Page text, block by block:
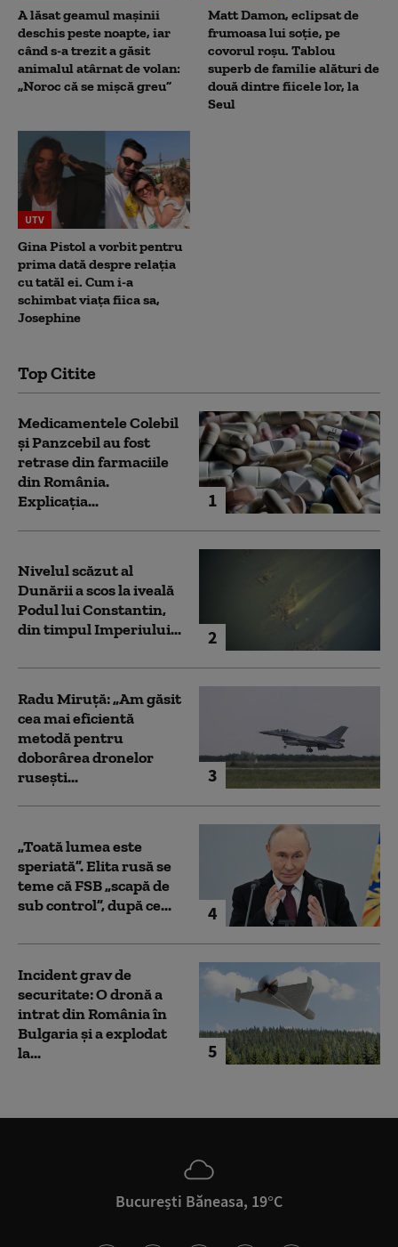
A lăsat geamul mașinii
deschis peste noapte, iar
când s-a trezit a găsit
animalul atârnat de volan:
„Noroc că se mișcă greu”
Matt Damon, eclipsat de
frumoasa lui soție, pe
covorul roșu. Tablou
superb de familie alături de
două dintre fiicele lor, la
Seul
UTV
Gina Pistol a vorbit pentru
prima dată despre relația
cu tatăl ei. Cum i-a
schimbat viața fiica sa,
Josephine
Top Citite
1
Medicamentele Colebil
și Panzcebil au fost
retrase din farmaciile
din România.
Explicația...
2
Nivelul scăzut al
Dunării a scos la iveală
Podul lui Constantin,
din timpul Imperiului...
3
Radu Miruță: „Am găsit
cea mai eficientă
metodă pentru
doborârea dronelor
rusești...
4
„Toată lumea este
speriată”. Elita rusă se
teme că FSB „scapă de
sub control”, după ce...
5
Incident grav de
securitate: O dronă a
intrat din România în
Bulgaria şi a explodat
la...
București Băneasa, 19°C